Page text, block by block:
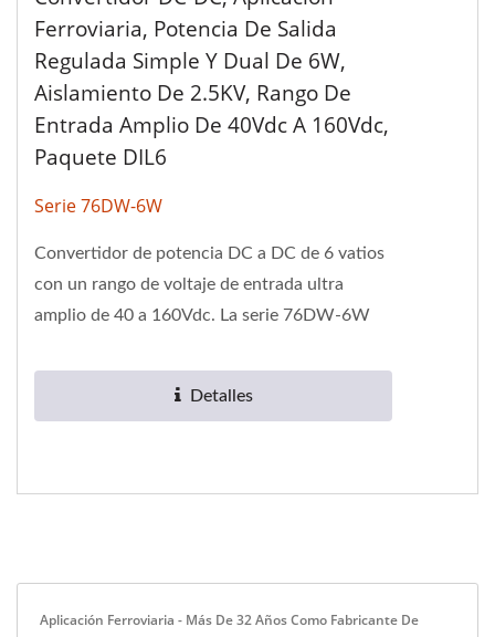
Ferroviaria, Potencia De Salida
Regulada Simple Y Dual De 6W,
Aislamiento De 2.5KV, Rango De
Entrada Amplio De 40Vdc A 160Vdc,
Paquete DIL6
Serie 76DW-6W
Convertidor de potencia DC a DC de 6 vatios
con un rango de voltaje de entrada ultra
amplio de 40 a 160Vdc. La serie 76DW-6W
Detalles
Aplicación Ferroviaria - Más De 32 Años Como Fabricante De